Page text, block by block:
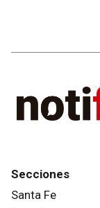
Secciones
Santa Fe